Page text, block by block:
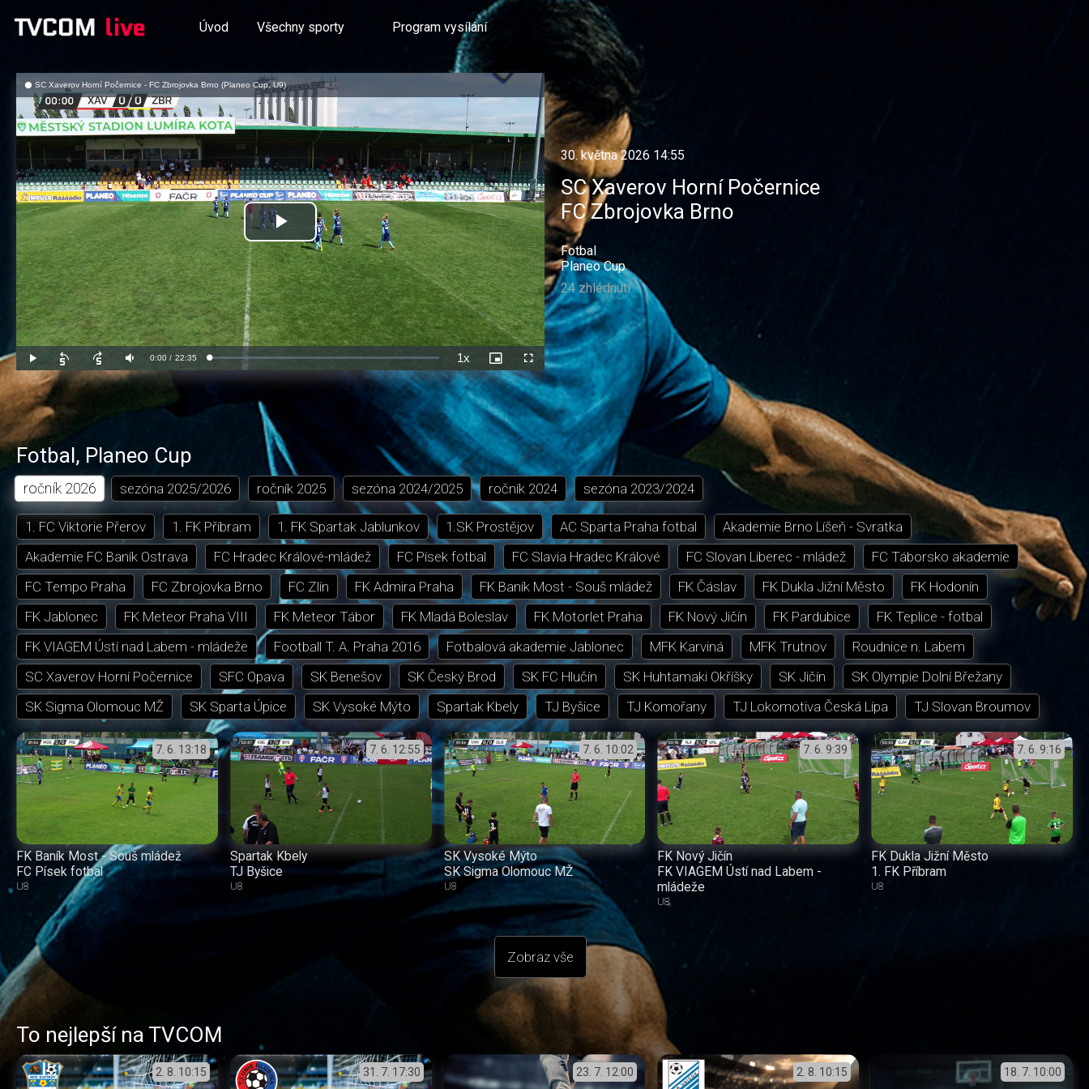
Úvod Všechny sporty Program vysílání
Přehrát
video
Přehrát
Posunout
dozadu
Posunout
dopředu
o
5
ZtlumitAktuální
0:00 / Doba
22:35 Načteno:
0.74%
1xRychlost
přehrávání
Picture-
in-
Picture
Celá
obrazovka
SC Xaverov Horní Počernice - FC Zbrojovka Brno (Planeo Cup, U9)
30. května 2026 14:55
SC Xaverov Horní Počernice
FC Zbrojovka Brno
Fotbal
Planeo Cup
24 zhlédnutí
Fotbal, Planeo Cup
ročník 2026 sezóna 2025/2026 ročník 2025 sezóna 2024/2025 ročník 2024 sezóna 2023/2024
1. FC Viktorie Přerov 1. FK Příbram 1. FK Spartak Jablunkov 1.SK Prostějov AC Sparta Praha fotbal
Akademie Brno Líšeň - Svratka
Akademie FC Baník Ostrava
FC Hradec Králové-mládež FC Písek fotbal FC Slavia Hradec Králové FC Slovan Liberec - mládež
FC Táborsko akademie
FC Tempo Praha
FC Zbrojovka Brno FC Zlín FK Admira Praha FK Baník Most - Souš mládež FK Čáslav FK Dukla Jižní Město
FK Hodonín
FK Jablonec
FK Meteor Praha VIII FK Meteor Tábor FK Mladá Boleslav FK Motorlet Praha FK Nový Jičín FK Pardubice
FK Teplice - fotbal
FK VIAGEM Ústí nad Labem - mládeže
Football T. A. Praha 2016 Fotbalová akademie Jablonec MFK Karviná MFK Trutnov
Roudnice n. Labem
SC Xaverov Horní Počernice
SFC Opava SK Benešov SK Český Brod SK FC Hlučín SK Huhtamaki Okříšky SK Jičín
SK Olympie Dolní Břežany
SK Sigma Olomouc MŽ
SK Sparta Úpice SK Vysoké Mýto Spartak Kbely TJ Byšice TJ Komořany TJ Lokomotiva Česká Lípa TJ Slovan Broumov
7. 6. 13:18
FK Baník Most - Souš mládež
FC Písek fotbal
U8
7. 6. 12:55
Spartak Kbely
TJ Byšice
U8
7. 6. 10:02
SK Vysoké Mýto
SK Sigma Olomouc MŽ
U8
7. 6. 9:39
FK Nový Jičín
FK VIAGEM Ústí nad Labem -
mládeže
U8
7. 6. 9:16
FK Dukla Jižní Město
1. FK Příbram
U8
Zobraz vše
To nejlepší na TVCOM
2. 8. 10:15 31. 7. 17:30 23. 7. 12:00 2. 8. 10:15 18. 7. 10:00